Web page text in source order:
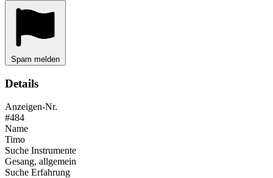
Spam melden
Details
Anzeigen-Nr.
#484
Name
Timo
Suche Instrumente
Gesang, allgemein
Suche Erfahrung